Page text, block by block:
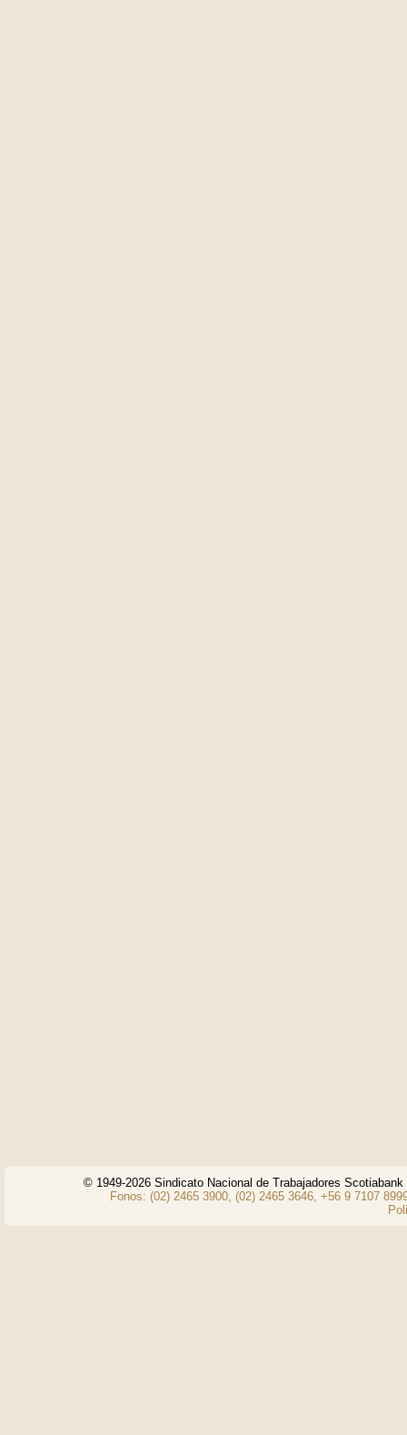
© 1949-2026 Sindicato Nacional de Trabajadores
Fonos: (02) 2465 3900, (02) 2465 3646, +56 9 7107